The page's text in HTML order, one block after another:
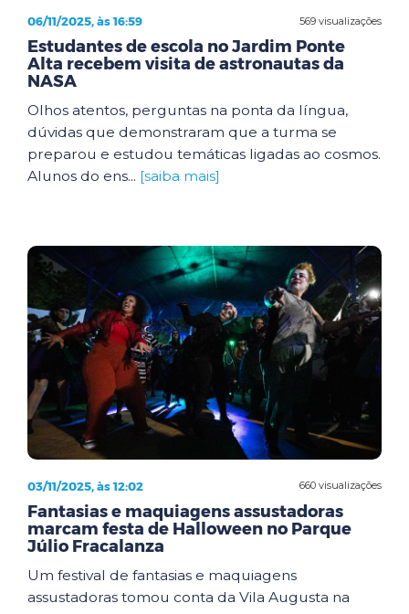
569 visualizações
06/11/2025, às 16:59
Estudantes de escola no Jardim Ponte
Alta recebem visita de astronautas da
NASA
Olhos atentos, perguntas na ponta da língua,
dúvidas que demonstraram que a turma se
preparou e estudou temáticas ligadas ao cosmos.
Alunos do ens... [saiba mais]
660 visualizações
03/11/2025, às 12:02
Fantasias e maquiagens assustadoras
marcam festa de Halloween no Parque
Júlio Fracalanza
Um festival de fantasias e maquiagens
assustadoras tomou conta da Vila Augusta na